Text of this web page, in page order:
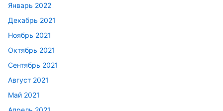
Январь 2022
Декабрь 2021
Ноябрь 2021
Октябрь 2021
Сентябрь 2021
Август 2021
Май 2021